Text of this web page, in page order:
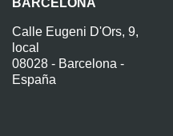
Calle Eugeni D'Ors, 9,
local
08028 - Barcelona -
España